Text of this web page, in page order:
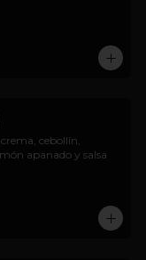
cebollín,
apanado y salsa